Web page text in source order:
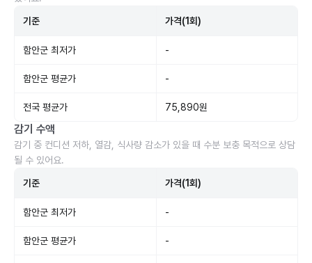
기준 가격(1회)
함안군 최저가 -
함안군 평균가 -
전국 평균가 75,890원
감기 수액
감기 중 컨디션 저하, 열감, 식사량 감소가 있을 때 수분 보충 목적으로 상담
될 수 있어요.
기준 가격(1회)
함안군 최저가 -
함안군 평균가 -